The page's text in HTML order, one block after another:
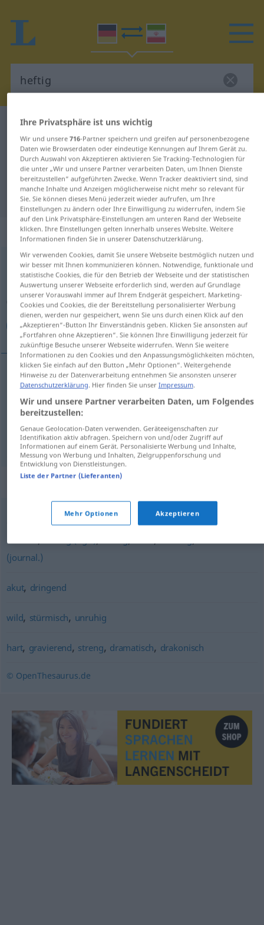
Deutsch-Persisch Wörterbuch
Deutsch-Persisch Übersetzung für
"heftig"
"heftig" Persisch Übersetzung
„heftig“
heftig
Übersicht aller Übersetzungen
(Für mehr Details die Übersetzung anklicken/antippen)
شدید, به شدت, شدیداً
شدید [šadid]
شدیداً[šadidan]
Synonyme für "heftig"
erheblich,sehr (vor Verben oder Partizipien 2)
intensiv
(journal.)
akut, dringend
wild, stürmisch, unruhig
hart, gravierend, streng, dramatisch, drakonisch
© OpenThesaurus.de
Ihre Privatsphäre ist uns wichtig
Wir und unsere 716-Partner speichern und greifen auf personenbezogene
Daten wie Browserdaten oder eindeutige Kennungen auf Ihrem Gerät zu.
Durch Auswahl von Akzeptieren aktivieren Sie Tracking-Technologien für
die unter „Wir und unsere Partner verarbeiten Daten, um Ihnen Dienste
bereitzustellen“ aufgeführten Zwecke. Wenn Tracker deaktiviert sind, sind
manche Inhalte und Anzeigen möglicherweise nicht mehr so relevant für
Sie. Sie können dieses Menü jederzeit wieder aufrufen, um Ihre
Einstellungen zu ändern oder Ihre Einwilligung zu widerrufen, indem Sie
auf den Link Privatsphäre-Einstellungen am unteren Rand der Webseite
klicken. Ihre Einstellungen gelten innerhalb unseres Website. Weitere
Informationen finden Sie in unserer Datenschutzerklärung.
Wir verwenden Cookies, damit Sie unsere Webseite bestmöglich nutzen und
wir besser mit Ihnen kommunizieren können. Notwendige, funktionale und
statistische Cookies, die für den Betrieb der Webseite und der statistischen
Auswertung unserer Webseite erforderlich sind, werden auf Grundlage
unserer Vorauswahl immer auf Ihrem Endgerät gespeichert. Marketing-
Cookies und Cookies, die der Bereitstellung personalisierter Werbung
dienen, werden nur gespeichert, wenn Sie uns durch einen Klick auf den
„Akzeptieren“-Button Ihr Einverständnis geben. Klicken Sie ansonsten auf
„Fortfahren ohne Akzeptieren“. Sie können Ihre Einwilligung jederzeit für
zukünftige Besuche unserer Webseite widerrufen. Wenn Sie weitere
Informationen zu den Cookies und den Anpassungsmöglichkeiten möchten,
klicken Sie einfach auf den Button „Mehr Optionen“. Weitergehende
Hinweise zu der Datenverarbeitung entnehmen Sie ansonsten unserer
Datenschutzerklärung. Hier finden Sie unser Impressum.
Wir und unsere Partner verarbeiten Daten, um Folgendes
bereitzustellen:
Genaue Geolocation-Daten verwenden. Geräteeigenschaften zur
Identifikation aktiv abfragen. Speichern von und/oder Zugriff auf
Informationen auf einem Gerät. Personalisierte Werbung und Inhalte,
Messung von Werbung und Inhalten, Zielgruppenforschung und
Entwicklung von Dienstleistungen.
Liste der Partner (Lieferanten)
Mehr Optionen Akzeptieren